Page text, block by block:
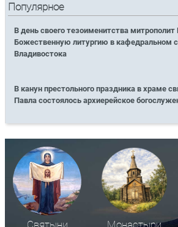
Популярное
В день своего тезоименитства
Божественную литургию в кафедральном
Владивостока
В канун престольного праздника в храме
Павла состоялось архиерейское